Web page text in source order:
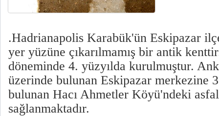
.Hadrianapolis Karabük'ün Eskipazar
yer yüzüne çıkarılmamış bir antik
döneminde 4. yüzyılda kurulmuştur.
üzerinde bulunan Eskipazar merkezine
bulunan Hacı Ahmetler Köyü'ndeki
sağlanmaktadır.